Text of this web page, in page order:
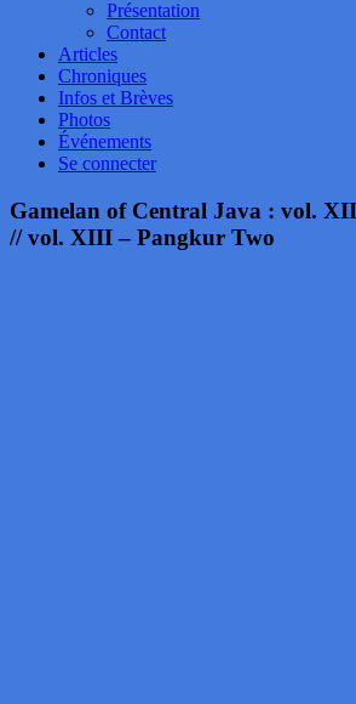
Présentation
Contact
Articles
Chroniques
Infos et Brèves
Photos
Événements
Se connecter
Gamelan of Central Java : vol.
// vol. XIII – Pangkur Two